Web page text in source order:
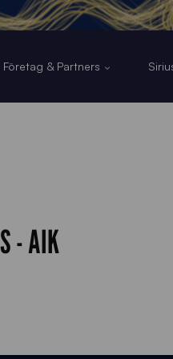
Företag & Partners
- AIK